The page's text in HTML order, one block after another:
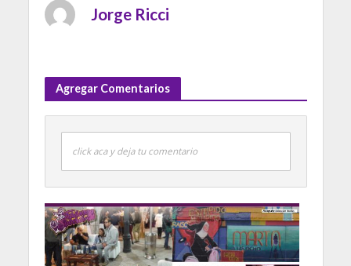
Jorge Ricci
Agregar Comentarios
click aca y deja tu comentario